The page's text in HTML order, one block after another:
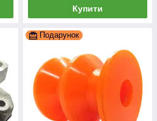
Купити
Подарунок